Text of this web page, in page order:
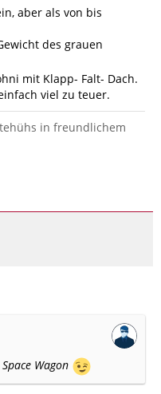
aber als von bis
des grauen
mit Klapp- Falt- Dach.
viel zu teuer.
in freundlichem
Wagon